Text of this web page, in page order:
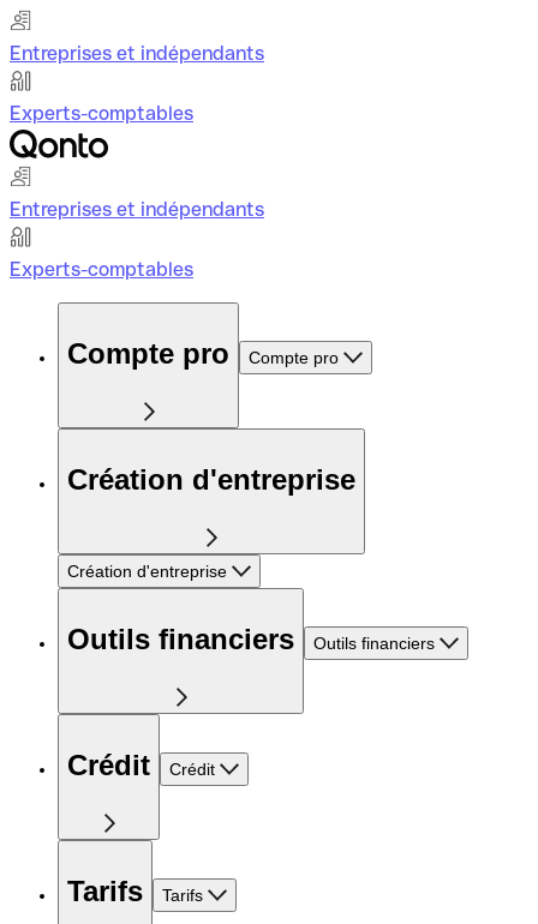
Entreprises et indépendants
Experts-comptables
Entreprises et indépendants
Experts-comptables
Compte pro Compte pro
Création d'entreprise
Création d'entreprise
Outils financiers Outils financiers
Crédit Crédit
Tarifs Tarifs